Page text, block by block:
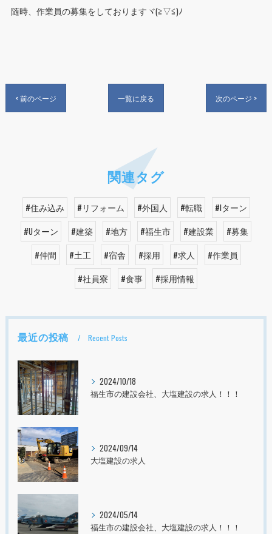
随時、作業員の募集をしておりますヾ(≧▽≦)ﾉ
< 前のページ 一覧に戻る 次のページ >
関連タグ
#住み込み #リフォーム #外国人 #転職
#Iターン
#Uターン
#建築 #地方 #福生市 #建設業
#募集
#仲間
#土工 #宿舎 #採用 #求人
#作業員
#社員寮
#食事 #採用情報
最近の投稿 Recent Posts
2024/10/18
福生市の建設会社、大塩建設の求人！！！
2024/09/14
大塩建設の求人
2024/05/14
福生市の建設会社、大塩建設の求人！！！